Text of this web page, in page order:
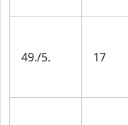
49./5. 17